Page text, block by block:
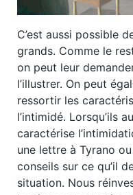
C’est aussi possible
grands. Comme le
on peut leur
l’illustrer. On peut
ressortir les
l’intimidé. Lorsqu’ils
caractérise
une lettre à Tyrano
conseils sur ce qu’il
situation. Nous